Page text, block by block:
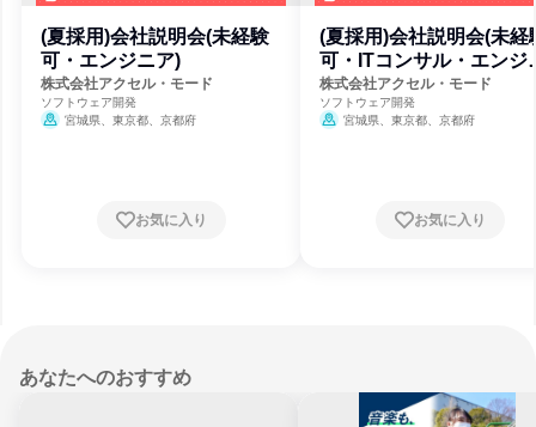
(夏採用)会社説明会(未経験
可・エンジニア)
株式会社アクセル・モード
ソフトウェア開発
宮城県、東京都、京都府
お気に入り
(夏採用)会社説明会(未経
可・ITコンサル・エンジ
ア)
株式会社アクセル・モード
ソフトウェア開発
宮城県、東京都、京都府
お気に入り
あなたへのおすすめ